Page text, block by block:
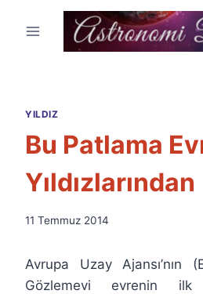
YILDIZ
Bu Patlama
Yıldızlarından
By
Özyar
11 Temmuz 2014
Avrupa Uzay Ajansı’nın
Gözlemevi evrenin ilk